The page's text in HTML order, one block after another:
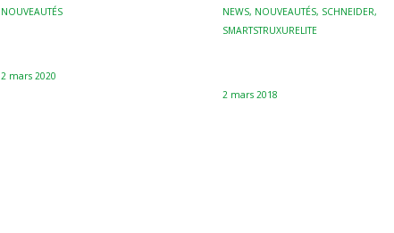
NOUVEAUTÉS
2 mars 2020
NEWS, NOUVEAUTÉS, SCHNEIDER,
SMARTSTRUXURELITE
2 mars 2018